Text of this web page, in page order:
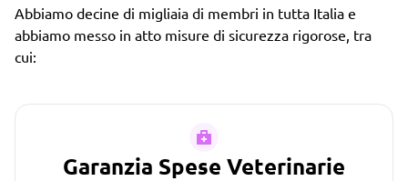
Abbiamo decine di migliaia di membri in tutta Italia e
abbiamo messo in atto misure di sicurezza rigorose, tra
cui:
Garanzia Spese Veterinarie